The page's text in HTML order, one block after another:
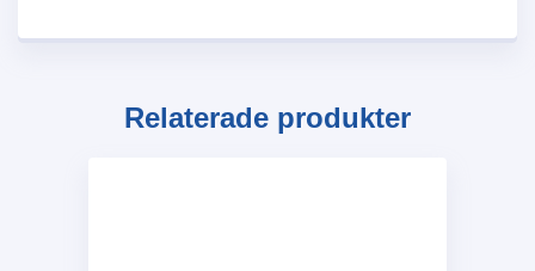
Relaterade produkter